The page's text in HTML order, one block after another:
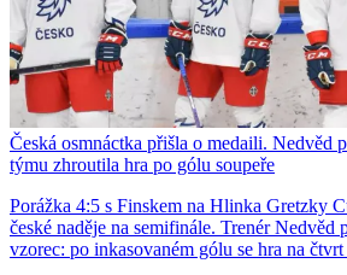
Česká osmnáctka přišla o medaili. Nedvěd
týmu zhroutila hra po gólu soupeře
Porážka 4:5 s Finskem na Hlinka Gretzky
české naděje na semifinále. Trenér Nedvěd
vzorec: po inkasovaném gólu se hra na